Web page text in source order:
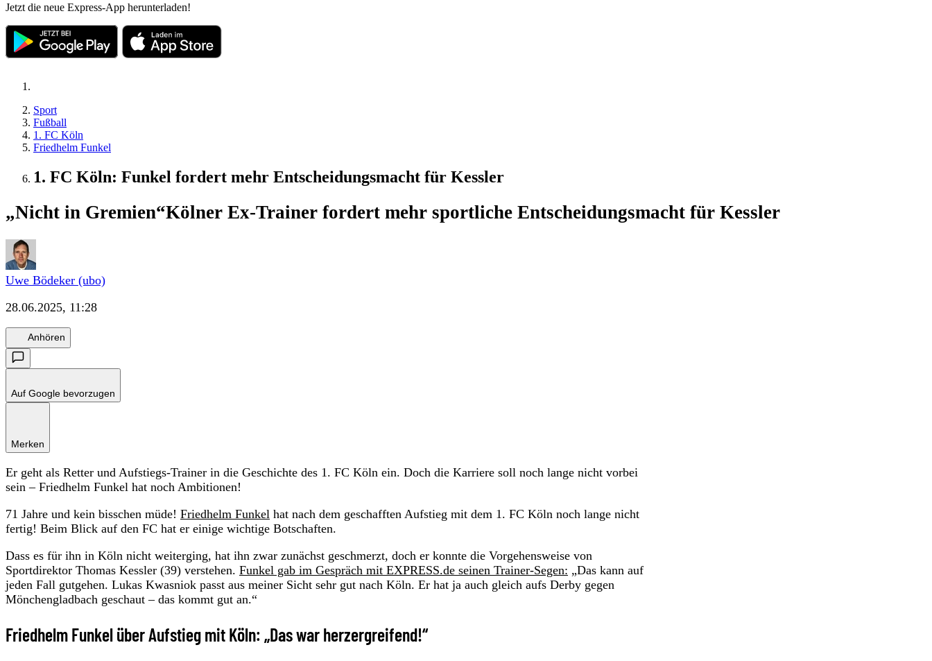
Jetzt die neue Express-App herunterladen!
Sport
Fußball
1. FC Köln
Friedhelm Funkel
1. FC Köln: Funkel fordert mehr Entscheidungsmacht für Kessler
„Nicht in Gremien“Kölner Ex-Trainer fordert mehr sportliche Entscheidungsmacht für Kessler
Uwe Bödeker (ubo)
28.06.2025, 11:28
Anhören
Auf Google bevorzugen
Merken
Er geht als Retter und Aufstiegs-Trainer in die Geschichte des 1. FC Köln ein. Doch die Karriere soll noch lange nicht vorbei
sein – Friedhelm Funkel hat noch Ambitionen!
71 Jahre und kein bisschen müde! Friedhelm Funkel hat nach dem geschafften Aufstieg mit dem 1. FC Köln noch lange nicht
fertig! Beim Blick auf den FC hat er einige wichtige Botschaften.
Dass es für ihn in Köln nicht weiterging, hat ihn zwar zunächst geschmerzt, doch er konnte die Vorgehensweise von
Sportdirektor Thomas Kessler (39) verstehen. Funkel gab im Gespräch mit EXPRESS.de seinen Trainer-Segen: „Das kann auf
jeden Fall gutgehen. Lukas Kwasniok passt aus meiner Sicht sehr gut nach Köln. Er hat ja auch gleich aufs Derby gegen
Mönchengladbach geschaut – das kommt gut an.“
Friedhelm Funkel über Aufstieg mit Köln: „Das war herzergreifend!“